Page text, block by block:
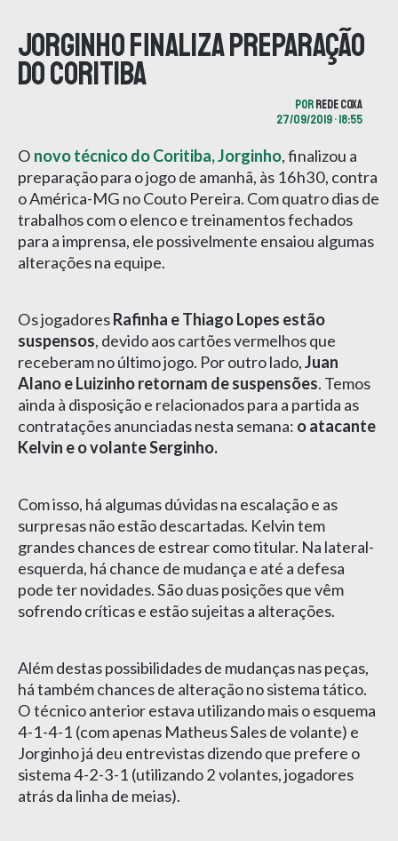
Jorginho finaliza preparação
do Coritiba
PORREDE COXA
27/09/2019 • 18:55
O novo técnico do Coritiba, Jorginho, finalizou a
preparação para o jogo de amanhã, às 16h30, contra
o América-MG no Couto Pereira. Com quatro dias de
trabalhos com o elenco e treinamentos fechados
para a imprensa, ele possivelmente ensaiou algumas
alterações na equipe.
Os jogadoresRafinha e Thiago Lopes estão
suspensos, devido aos cartões vermelhos que
receberam no último jogo. Por outro lado,Juan
Alano e Luizinho retornam de suspensões. Temos
ainda à disposição e relacionados para a partida as
contratações anunciadas nesta semana: o atacante
Kelvin e o volante Serginho.
Com isso, há algumas dúvidas na escalação e as
surpresas não estão descartadas. Kelvin tem
grandes chances de estrear como titular. Na lateral-
esquerda, há chance de mudança e até a defesa
pode ter novidades. São duas posições que vêm
sofrendo críticas e estão sujeitas a alterações.
Além destas possibilidades de mudanças nas peças,
há também chances de alteração no sistema tático.
O técnico anterior estava utilizando mais o esquema
4-1-4-1 (com apenas Matheus Sales de volante) e
Jorginho já deu entrevistas dizendo que prefere o
sistema 4-2-3-1 (utilizando 2 volantes, jogadores
atrás da linha de meias).